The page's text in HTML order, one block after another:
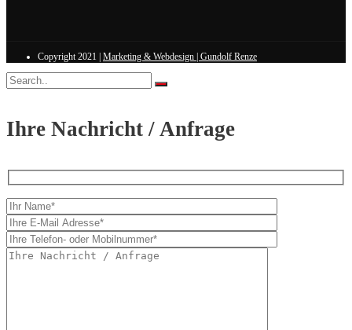
Copyright 2021 | Marketing & Webdesign | Gundolf Renze
Ihre Nachricht / Anfrage